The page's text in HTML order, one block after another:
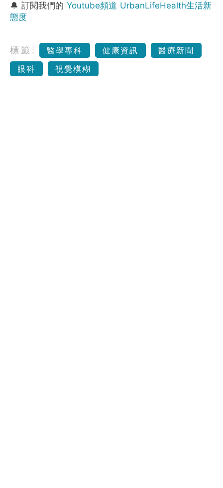
🔔 訂閱我們的 Youtube頻道 UrbanLifeHealth生活新
態度
標籤: 醫學專科 健康資訊
醫療新聞
眼科
視覺模糊